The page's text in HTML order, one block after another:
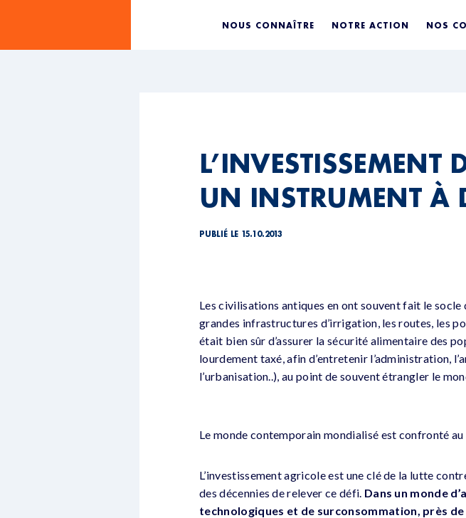
NOUS CONNAÎTRE NOTRE ACTION NOS
L’INVESTISSEMENT
UN INSTRUMENT À
PUBLIÉ LE 15.10.2013
Les civilisations antiques en ont souvent fait le
grandes infrastructures d’irrigation, les routes, les
était bien sûr d’assurer la sécurité alimentaire des
lourdement taxé, afin d’entretenir l’administration,
l’urbanisation..), au point de souvent étrangler le
Le monde contemporain mondialisé est confronté au
L’investissement agricole est une clé de la lutte
des décennies de relever ce défi. Dans un monde
technologiques et de surconsommation, près